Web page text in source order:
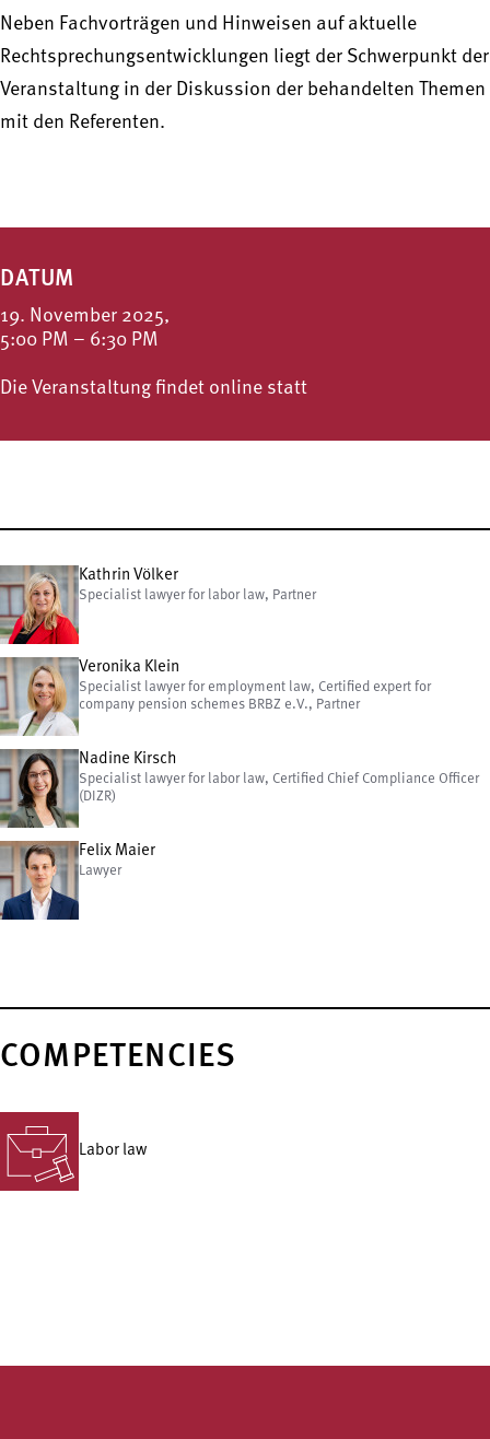
Neben Fachvorträgen und Hinweisen auf aktuelle
Rechtsprechungsentwicklungen liegt der Schwerpunkt der
Veranstaltung in der Diskussion der behandelten Themen
mit den Referenten.
DATUM
19. November 2025,
5:00 PM – 6:30 PM
Die Veranstaltung findet online statt
Kathrin Völker
Specialist lawyer for labor law, Partner
Veronika Klein
Specialist lawyer for employment law, Certified expert for
company pension schemes BRBZ e.V., Partner
Nadine Kirsch
Specialist lawyer for labor law, Certified Chief Compliance Officer
(DIZR)
Felix Maier
Lawyer
COMPETENCIES
Labor law